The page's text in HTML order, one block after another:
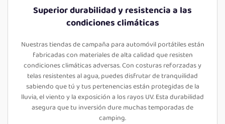
Superior durabilidad y resistencia a las
condiciones climáticas
Nuestras tiendas de campaña para automóvil portátiles están
fabricadas con materiales de alta calidad que resisten
condiciones climáticas adversas. Con costuras reforzadas y
telas resistentes al agua, puedes disfrutar de tranquilidad
sabiendo que tú y tus pertenencias están protegidas de la
lluvia, el viento y la exposición a los rayos UV. Esta durabilidad
asegura que tu inversión dure muchas temporadas de
camping.